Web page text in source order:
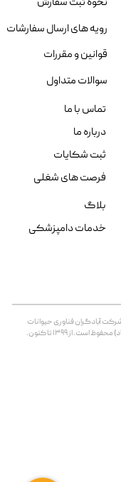
آبادگران فناوری حیوانات
است. از ۱۳۹۹ تا کنون.
رویه های ارسال سفارشات
قوانین و مقررات
سوالات متداول
تماس با ما
درباره ما
ثبت شکایات
فرصت های شغلی
بلاگ
خدمات دامپزشکی